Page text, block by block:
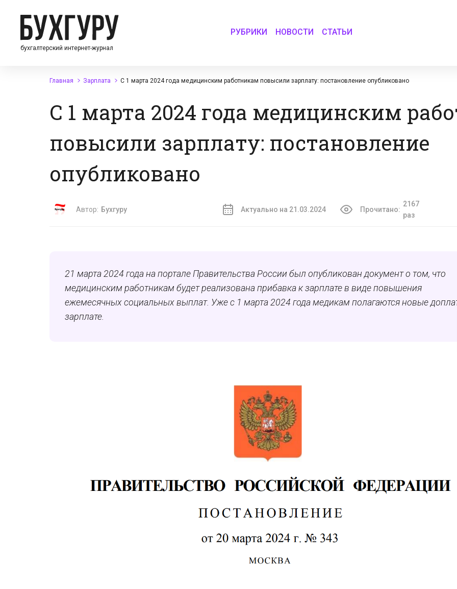
бухгалтерский интернет-журнал
РУБРИКИ НОВОСТИ СТАТЬИ
Главная Зарплата С 1 марта 2024 года медицинским работникам повысили зарплату: постановление опубликовано
С 1 марта 2024 года медицинским
повысили зарплату: постановление
опубликовано
Автор: Бухгуру Актуально на 21.03.2024 Прочитано:
2167
раз
21 марта 2024 года на портале Правительства России был опубликован документ о том, что
медицинским работникам будет реализована прибавка к зарплате в виде повышения
ежемесячных социальных выплат. Уже с 1 марта 2024 года медикам полагаются новые
зарплате.